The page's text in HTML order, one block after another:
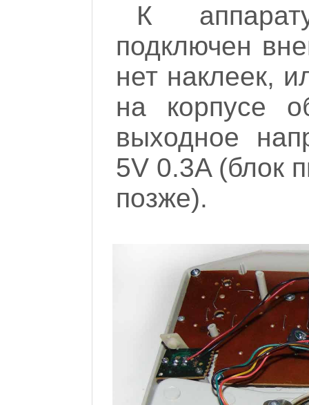
К
подключен
нет наклеек,
на корпусе
выходное
5V 0.3A (блок
позже).